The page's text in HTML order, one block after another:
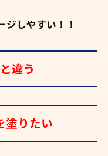
しやすい！！
違う
りたい